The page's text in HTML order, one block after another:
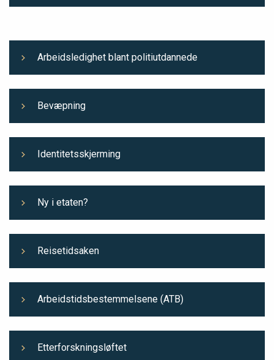
Arbeidsledighet blant politiutdannede
Bevæpning
Identitetsskjerming
Ny i etaten?
Reisetidsaken
Arbeidstidsbestemmelsene (ATB)
Etterforskningsløftet